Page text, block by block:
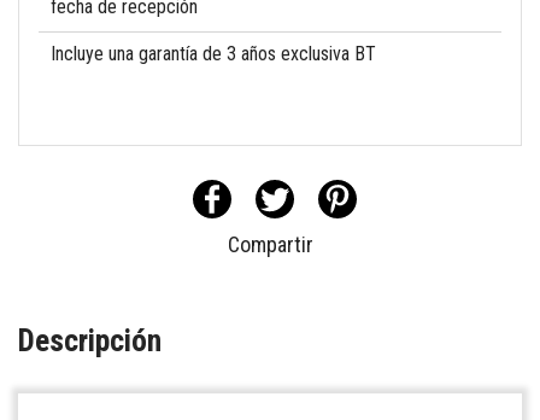
fecha de recepción
Incluye una garantía de 3 años exclusiva BT
Compartir
Descripción